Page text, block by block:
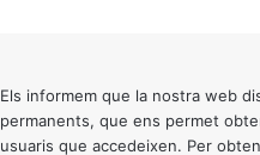
button
Els informem que la nostra web
permanents, que ens permet
usuaris que accedeixen. Per